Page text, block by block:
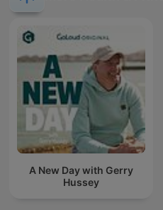
A New Day with Gerry
Hussey